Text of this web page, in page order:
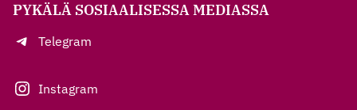
PYKÄLÄ SOSIAALISESSA MEDIASSA
Telegram
Instagram